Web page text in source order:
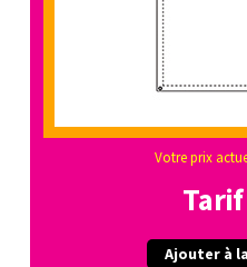
Votre prix
Ajouter à